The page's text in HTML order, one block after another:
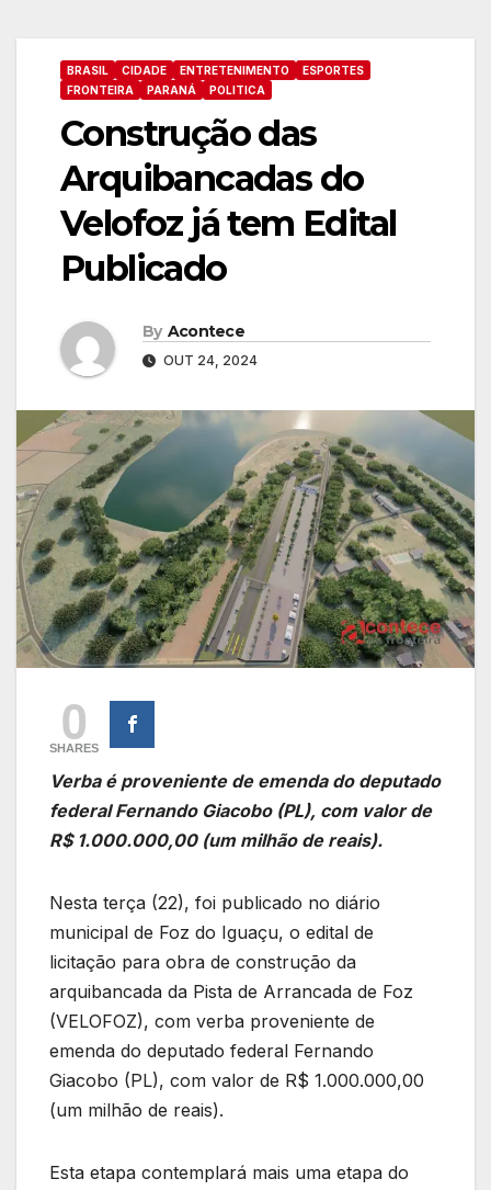
BRASIL CIDADE ENTRETENIMENTO
ESPORTES
FRONTEIRA
PARANÁ POLITICA
Construção das
Arquibancadas do
Velofoz já tem Edital
Publicado
By Acontece
OUT 24, 2024
0
SHARES
Verba é proveniente de emenda do deputado
federal Fernando Giacobo (PL), com valor de
R$ 1.000.000,00 (um milhão de reais).
Nesta terça (22), foi publicado no diário
municipal de Foz do Iguaçu, o edital de
licitação para obra de construção da
arquibancada da Pista de Arrancada de Foz
(VELOFOZ), com verba proveniente de
emenda do deputado federal Fernando
Giacobo (PL), com valor de R$ 1.000.000,00
(um milhão de reais).
Esta etapa contemplará mais uma etapa do